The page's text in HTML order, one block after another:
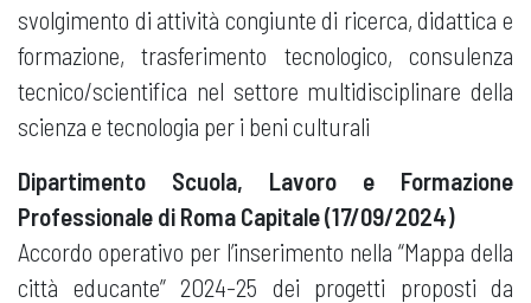
svolgimento di attività congiunte di ricerca, didattica e
formazione, trasferimento tecnologico, consulenza
tecnico/scientifica nel settore multidisciplinare della
scienza e tecnologia per i beni culturali
Dipartimento Scuola, Lavoro e Formazione
Professionale di Roma Capitale (17/09/2024)
Accordo operativo per l’inserimento nella “Mappa della
città educante” 2024-25 dei progetti proposti da